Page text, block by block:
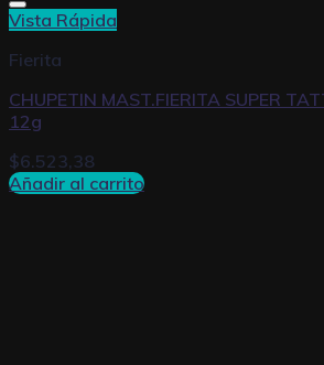
Vista Rápida
Fierita
CHUPETIN MAST.FIERITA SUPER
12g
$6.523,38
Añadir al carrito